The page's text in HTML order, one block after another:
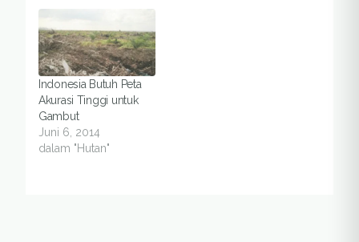
Indonesia Butuh Peta
Akurasi Tinggi untuk
Gambut
Juni 6, 2014
dalam "Hutan"